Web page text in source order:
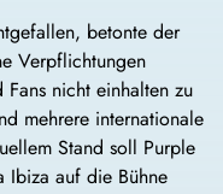
betonte der
Verpflichtungen
Fans nicht einhalten zu
mehrere internationale
Stand soll Purple
Ibiza auf die Bühne